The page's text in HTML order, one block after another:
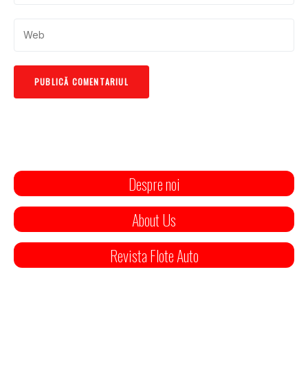
Despre noi
About Us
Revista Flote Auto